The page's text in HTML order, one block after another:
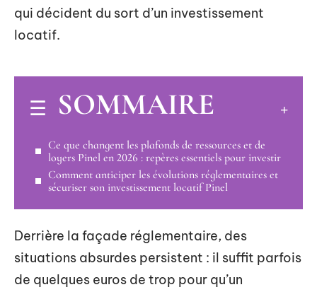
qui décident du sort d’un investissement
locatif.
SOMMAIRE
Ce que changent les plafonds de ressources et de
loyers Pinel en 2026 : repères essentiels pour investir
Comment anticiper les évolutions réglementaires et
sécuriser son investissement locatif Pinel
Derrière la façade réglementaire, des
situations absurdes persistent : il suffit parfois
de quelques euros de trop pour qu’un